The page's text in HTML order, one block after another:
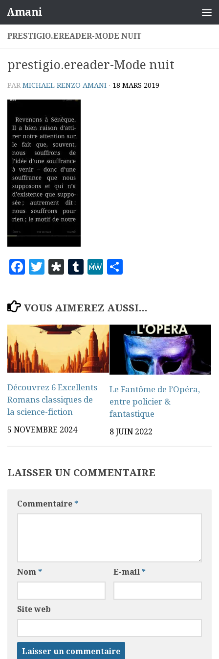
Skip to content
Amani
PRESTIGIO.EREADER-MODE NUIT
prestigio.ereader-Mode nuit
PARMICHAEL RENZO AMANI · 18 MARS 2019
Facebook
Twitter
Diaspora
Tumblr
MeWe
VOUS AIMEREZ AUSSI...
Découvrez 6 Excellents
Romans classiques de
la science-fiction
5 NOVEMBRE 2024
Le Fantôme de l’Opéra,
entre policier &
fantastique
8 JUIN 2022
LAISSER UN COMMENTAIRE
Commentaire *
Nom * E-mail *
Site web